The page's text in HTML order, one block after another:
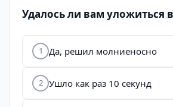
Удалось ли вам уложиться
1 Да, решил молниеносно
2 Ушло как раз 10 секунд